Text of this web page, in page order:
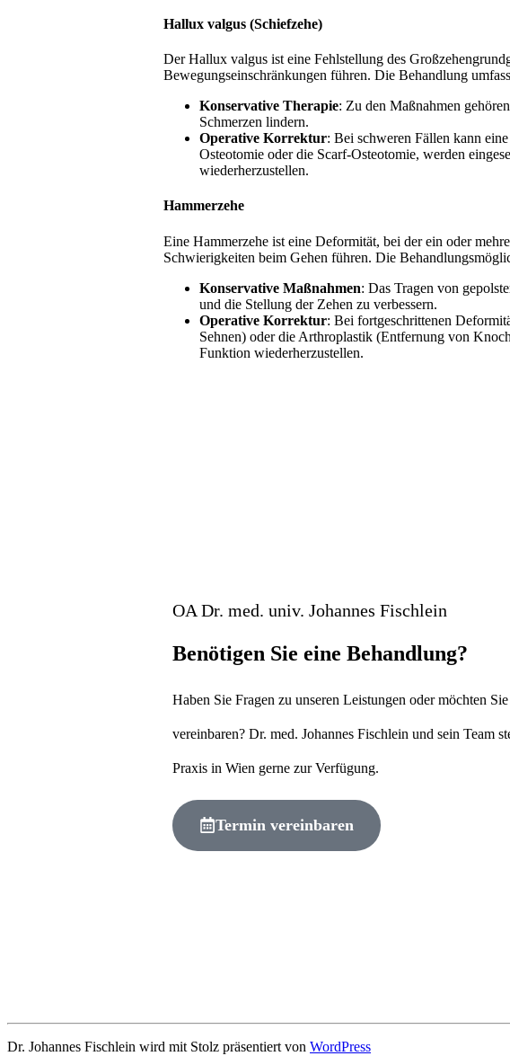
Hallux valgus (Schiefzehe)
Der Hallux valgus ist eine Fehlstellung des
Bewegungseinschränkungen führen. Die Behandlung
Konservative Therapie: Zu den Maßnahmen
Schmerzen lindern.
Operative Korrektur: Bei schweren Fällen kann
Osteotomie oder die Scarf-Osteotomie, werden
wiederherzustellen.
Hammerzehe
Eine Hammerzehe ist eine Deformität, bei der ein oder
Schwierigkeiten beim Gehen führen. Die
Konservative Maßnahmen: Das Tragen von
und die Stellung der Zehen zu verbessern.
Operative Korrektur: Bei fortgeschrittenen
Sehnen) oder die Arthroplastik (Entfernung von
Funktion wiederherzustellen.
OA Dr. med. univ. Johannes Fischlein
Benötigen Sie eine Behandlung?
Haben Sie Fragen zu unseren Leistungen oder möchten
vereinbaren? Dr. med. Johannes Fischlein und sein Team
Praxis in Wien gerne zur Verfügung.
Termin vereinbaren
Dr. Johannes Fischlein wird mit Stolz präsentiert von WordPress